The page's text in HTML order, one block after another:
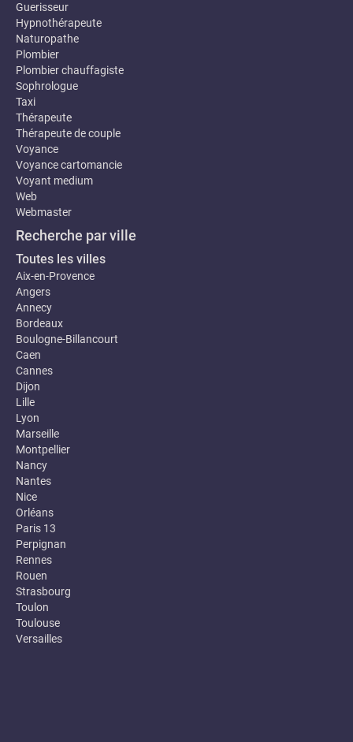
Guerisseur
Hypnothérapeute
Naturopathe
Plombier
Plombier chauffagiste
Sophrologue
Taxi
Thérapeute
Thérapeute de couple
Voyance
Voyance cartomancie
Voyant medium
Web
Webmaster
Recherche par ville
Toutes les villes
Aix-en-Provence
Angers
Annecy
Bordeaux
Boulogne-Billancourt
Caen
Cannes
Dijon
Lille
Lyon
Marseille
Montpellier
Nancy
Nantes
Nice
Orléans
Paris 13
Perpignan
Rennes
Rouen
Strasbourg
Toulon
Toulouse
Versailles